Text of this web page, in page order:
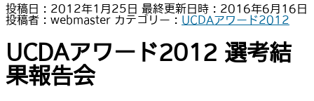
投稿日 : 2012年1月25日 最終更新日時 : 2016年6月16日
投稿者 : webmaster カテゴリー : UCDAアワード2012
UCDAアワード2012 選考結
果報告会